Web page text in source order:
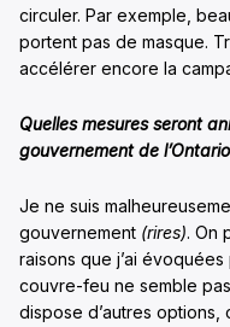
circuler. Par exemple,
portent pas de masque.
accélérer encore la
Quelles mesures seront
gouvernement de
Je ne suis
gouvernement (rires). On
raisons que j’ai
couvre-feu ne semble
dispose d’autres